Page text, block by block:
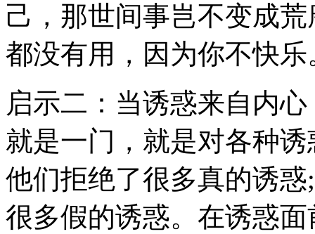
己，那世间事岂不变成
都没有用，因为你不快乐
启示二：当诱惑来自内
就是一门，就是对各种
他们拒绝了很多真的诱
很多假的诱惑。在诱惑